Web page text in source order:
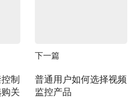
制
关
下一篇
普通用户如何选择视频
监控产品